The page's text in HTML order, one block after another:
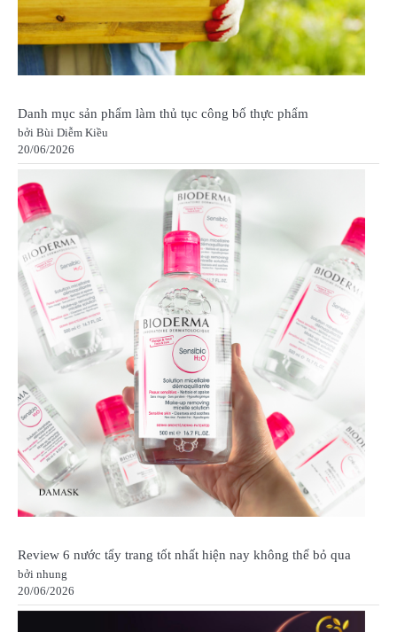
Danh mục sản phẩm làm thủ tục công bố thực phẩm
bởi Bùi Diễm Kiều
20/06/2026
Review 6 nước tẩy trang tốt nhất hiện nay không thể bỏ qua
bởi nhung
20/06/2026